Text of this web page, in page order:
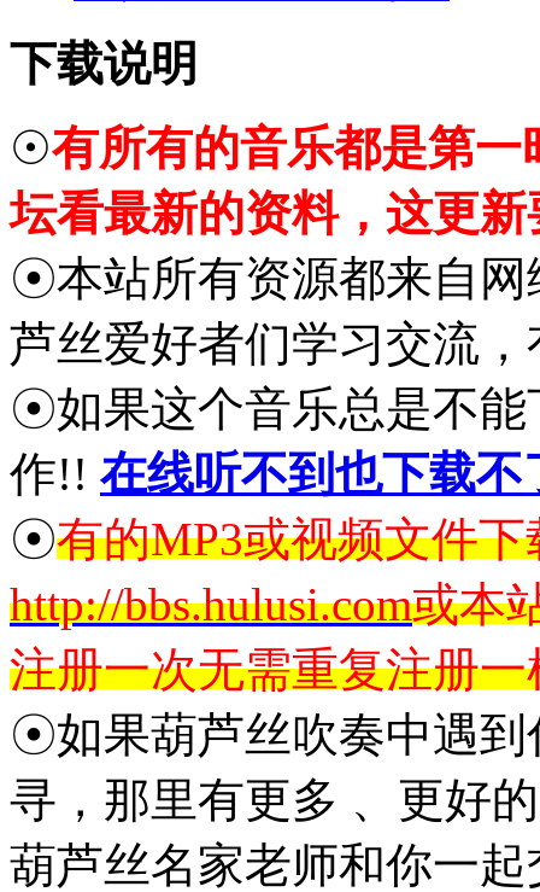
下载说明
☉有所有的音乐都是第
坛看最新的资料，这更
☉本站所有资源都来自网
芦丝爱好者们学习交流
☉如果这个音乐总是不能
作!! 在线听不到也下载不
☉有的MP3或视频文件
http://bbs.hulusi.com或本
注册一次无需重复注册
☉如果葫芦丝吹奏中遇到
寻，那里有更多 、更好
葫芦丝名家老师和你一起